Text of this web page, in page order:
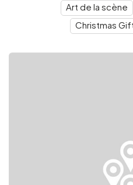
Agenda
Art de la scène
Christmas